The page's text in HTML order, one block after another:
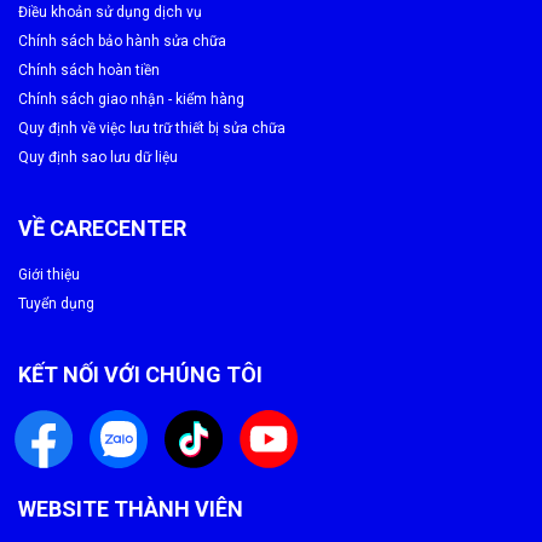
Kiểm tra toàn bộ bàn phím và các chức năng liên quan.
Bàn giao máy và hướng dẫn khách hàng bảo quản.
Thông tin liên hệ
Điều khoản sử dụng dịch vụ
Chính sách bảo hành sửa chữa
Chính sách hoàn tiền
Chính sách giao nhận - kiểm hàng
Quy định về việc lưu trữ thiết bị sửa chữa
Quy định sao lưu dữ liệu
VỀ CARECENTER
Giới thiệu
Tuyển dụng
KẾT NỐI VỚI CHÚNG TÔI
WEBSITE THÀNH VIÊN